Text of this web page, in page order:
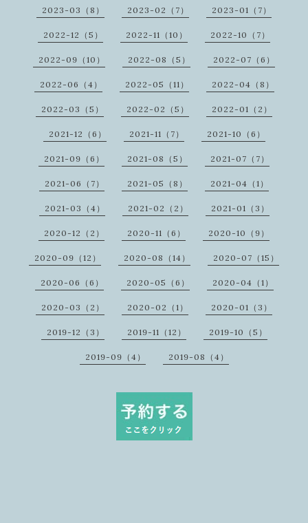
2023-03（8） 2023-02（7） 2023-01（7）
2022-12（5） 2022-11（10） 2022-10（7）
2022-09（10） 2022-08（5） 2022-07（6）
2022-06（4） 2022-05（11） 2022-04（8）
2022-03（5） 2022-02（5） 2022-01（2）
2021-12（6） 2021-11（7） 2021-10（6）
2021-09（6） 2021-08（5） 2021-07（7）
2021-06（7） 2021-05（8） 2021-04（1）
2021-03（4） 2021-02（2） 2021-01（3）
2020-12（2） 2020-11（6） 2020-10（9）
2020-09（12） 2020-08（14） 2020-07（15）
2020-06（6） 2020-05（6） 2020-04（1）
2020-03（2） 2020-02（1） 2020-01（3）
2019-12（3） 2019-11（12） 2019-10（5）
2019-09（4） 2019-08（4）